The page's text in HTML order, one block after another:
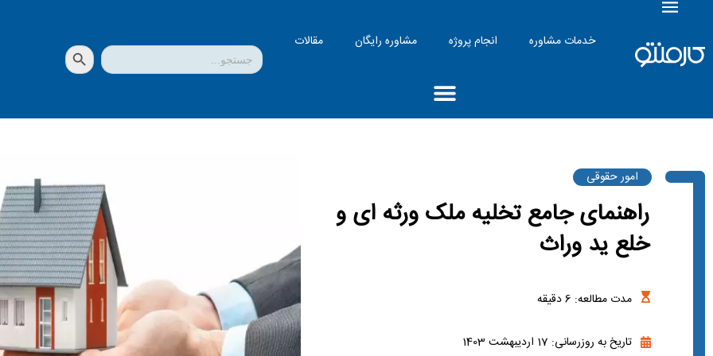
خدمات مشاوره انجام پروژه مشاوره رایگان مقالات جستجو
برای:
دکمه جستجو
امور حقوقی
راهنمای جامع تخلیه ملک ورثه ای و
خلع ید وراث
مدت مطالعه: 6دقیقه
تاریخ به روزرسانی: 17 اردیبهشت 1403